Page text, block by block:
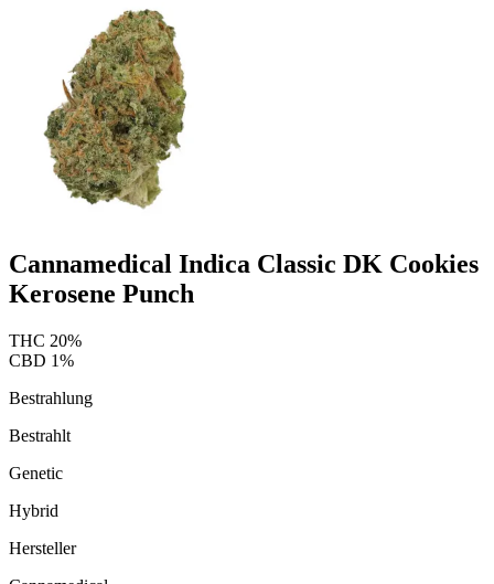
Cannamedical Indica Classic DK Cookies
Kerosene Punch
THC 20%
CBD 1%
Bestrahlung
Bestrahlt
Genetic
Hybrid
Hersteller